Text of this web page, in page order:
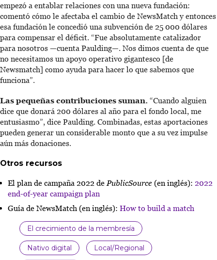
empezó a entablar relaciones con una nueva fundación:
comentó cómo le afectaba el cambio de NewsMatch y entonces
esa fundación le concedió una subvención de 25 000 dólares
para compensar el déficit. “Fue absolutamente catalizador
para nosotros —cuenta Paulding—. Nos dimos cuenta de que
no necesitamos un apoyo operativo gigantesco [de
Newsmatch] como ayuda para hacer lo que sabemos que
funciona”.
Las pequeñas contribuciones suman. “Cuando alguien
dice que donará 200 dólares al año para el fondo local, me
entusiasmo”, dice Paulding. Combinadas, estas aportaciones
pueden generar un considerable monto que a su vez impulse
aún más donaciones.
Otros recursos
El plan de campaña 2022 dePublicSource (en inglés): 2022
end-of-year campaign plan
Guía de NewsMatch (en inglés): How to build a match
El crecimiento de la membresía
Nativo digital Local/Regional